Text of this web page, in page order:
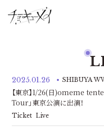
2025.01.26 SHIBUYA
【東京】1/26(日)omeme
Tour」東京公演に出演！
Ticket Live